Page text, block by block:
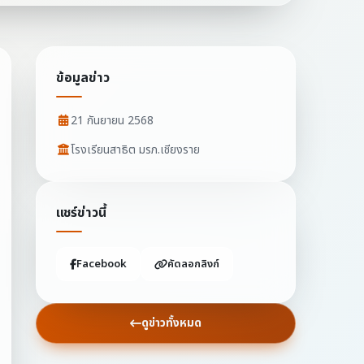
ข้อมูลข่าว
21 กันยายน 2568
โรงเรียนสาธิต มรภ.เชียงราย
แชร์ข่าวนี้
Facebook คัดลอกลิงก์
ดูข่าวทั้งหมด